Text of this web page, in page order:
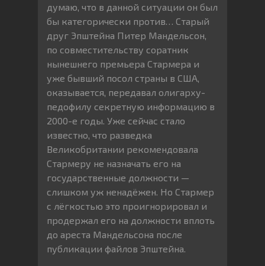
думаю, что в данной ситуации он был
бы категорически против… Старый
друг Эпштейна Питер Мандельсон,
по совместительству соратник
нынешнего премьера Стармера и
уже бывший посол страны в США,
оказывается, передавал олигарху-
педофилу секретную информацию в
2000-е годы. Уже сейчас стало
известно, что разведка
Великобритании рекомендовала
Стармеру не назначать его на
государственные должности —
слишком уж ненадёжен. Но Стармер
с лёгкостью это проигнорировал и
продержал его на должности вплоть
до ареста Мандельсона после
публикации файлов Эпштейна.